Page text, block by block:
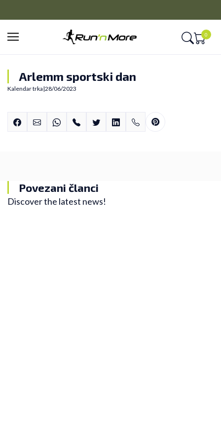
0
Arlemm sportski dan
Kalendar trka|28/06/2023
Povezani članci
Discover the latest news!